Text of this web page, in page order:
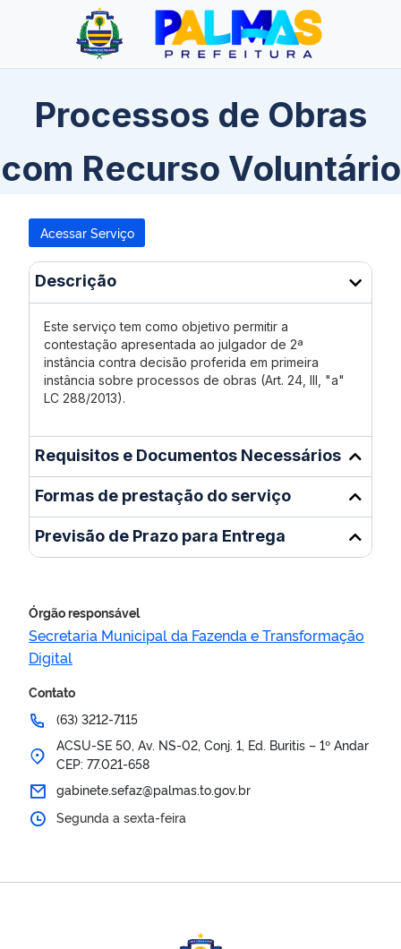
Processos de Obras
com Recurso Voluntário
Acessar Serviço
Descrição
Este serviço tem como objetivo permitir a
contestação apresentada ao julgador de 2ª
instância contra decisão proferida em primeira
instância sobre processos de obras (Art. 24, III, "a"
LC 288/2013).
Requisitos e Documentos Necessários
Formas de prestação do serviço
Previsão de Prazo para Entrega
Órgão responsável
Secretaria Municipal da Fazenda e Transformação
Digital
Contato
(63) 3212-7115
ACSU-SE 50, Av. NS-02, Conj. 1, Ed. Buritis – 1º Andar
CEP: 77.021-658
gabinete.sefaz@palmas.to.gov.br
Segunda a sexta-feira